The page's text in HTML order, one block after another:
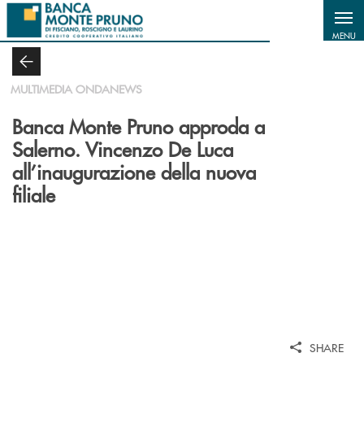
Salta al contenuto principale
MENU
MULTIMEDIA ONDANEWS
Banca Monte Pruno approda a
Salerno. Vincenzo De Luca
all’inaugurazione della nuova
filiale
SHARE